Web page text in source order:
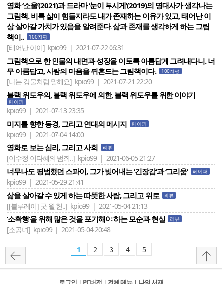
영화 ‘소울’(2021)과 드라마 ‘눈이 부시게’(2019)의 명대사가 생각나는
그림책. 비록 삶이 힘들지라도 내가 존재하는 이유가 있고, 태어난 이
상 살아갈 가치가 있음을 알려준다. 삶과 존재를 생각하게 하는 그림
책이..
100자평
[태어난 아이] kpio99 | 2021-07-22 06:31
그림책으로 한 인물의 내면과 성장을 이토록 아름답게 그려내다니. 너
무 아름답고, 사람의 마음을 뒤흔드는 그림책이다.
100자평
[나는 강물처럼 말해요] kpio99 | 2021-07-21 22:20
블랙 위도우의, 블랙 위도우에 의한, 블랙 위도우를 위한 이야기
페이퍼
kpio99 | 2021-07-13 23:35
미지를 향한 동경, 그리고 연대의 메시지 페이퍼
kpio99 | 2021-07-04 14:00
영화로 보는 심리, 그리고 사회 리뷰
[이수정 이다혜의 범죄..] kpio99 | 2021-06-05 21:27
너무나도 평범했던 스파이, 그가 빚어내는 ‘긴장감‘과 ‘그리움‘ 페이퍼
kpio99 | 2021-05-29 21:41
삶을 살아갈 수 있게 하는 따뜻한 사람, 그리고 위로 리뷰
[[블루레이] 굿 윌 헌..] kpio99 | 2021-05-04 21:13
‘소확행‘을 위해 많은 것을 포기해야 하는 모순과 현실 리뷰
[소공녀] kpio99 | 2021-05-04 20:48
1 2 3 4 5
로그인 l PC버전 l 전체 메뉴 l 나의 서재